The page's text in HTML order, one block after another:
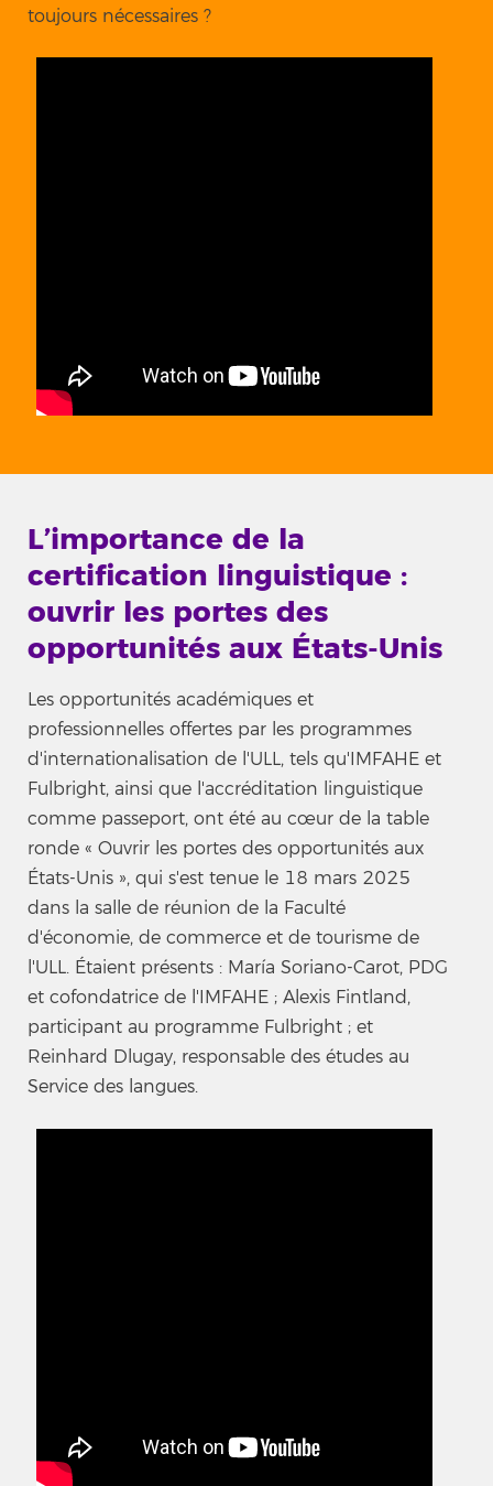
toujours nécessaires ?
L’importance de la
certification linguistique :
ouvrir les portes des
opportunités aux États-Unis
Les opportunités académiques et
professionnelles offertes par les programmes
d'internationalisation de l'ULL, tels qu'IMFAHE et
Fulbright, ainsi que l'accréditation linguistique
comme passeport, ont été au cœur de la table
ronde « Ouvrir les portes des opportunités aux
États-Unis », qui s'est tenue le 18 mars 2025
dans la salle de réunion de la Faculté
d'économie, de commerce et de tourisme de
l'ULL. Étaient présents : María Soriano-Carot, PDG
et cofondatrice de l'IMFAHE ; Alexis Fintland,
participant au programme Fulbright ; et
Reinhard Dlugay, responsable des études au
Service des langues.